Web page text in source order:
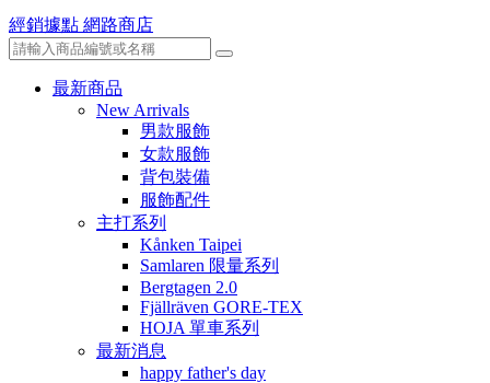
經銷據點 網路商店
最新商品
New Arrivals
男款服飾
女款服飾
背包裝備
服飾配件
主打系列
Kånken Taipei
Samlaren 限量系列
Bergtagen 2.0
Fjällräven GORE-TEX
HOJA 單車系列
最新消息
happy father's day